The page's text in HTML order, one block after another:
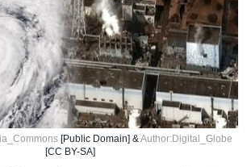
[Public Domain] & Author:Digital_Globe
[CC BY-SA]